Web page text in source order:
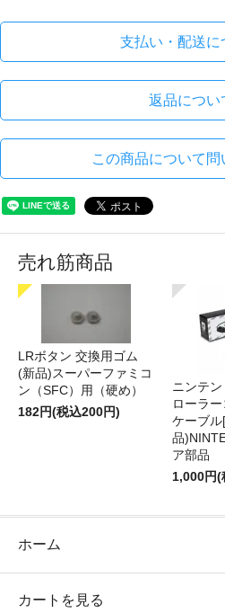
支払い・配送に
返品につい
この商品について問
売れ筋商品
LRボタン 交換用ゴム
(新品)スーパーファミコ
ン（SFC）用（硬め）
182円(税込200円)
ニンテ
ローラ
ケーブ
品
ア部品
1,000円(
ホーム
カートを見る